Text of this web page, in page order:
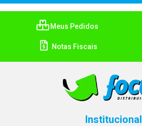
Meus Pedidos
Notas Fiscais
Institucional